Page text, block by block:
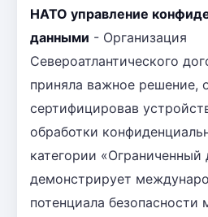
НАТО управление
данными - Организация
Североатлантического
приняла важное решение,
сертифицировав
обработки
категории «Ограниченный
демонстрирует
потенциала безопасности